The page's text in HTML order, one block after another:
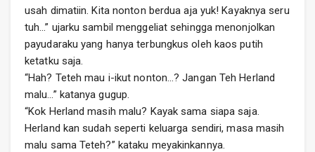
usah dimatiin. Kita nonton berdua aja yuk! Kayaknya seru
tuh…” ujarku sambil menggeliat sehingga menonjolkan
payudaraku yang hanya terbungkus oleh kaos putih
ketatku saja.
“Hah? Teteh mau i-ikut nonton…? Jangan Teh Herland
malu…” katanya gugup.
“Kok Herland masih malu? Kayak sama siapa saja.
Herland kan sudah seperti keluarga sendiri, masa masih
malu sama Teteh?” kataku meyakinkannya.